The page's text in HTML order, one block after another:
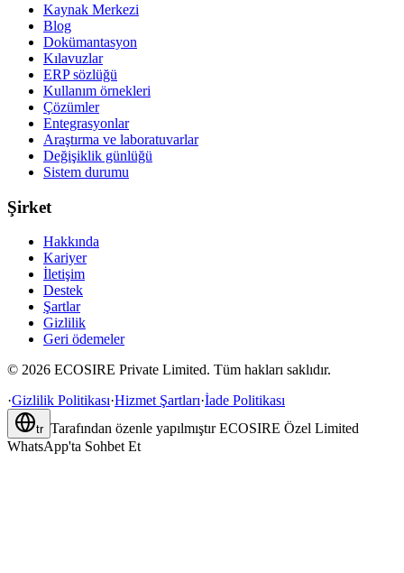
Kaynak Merkezi
Blog
Dokümantasyon
Kılavuzlar
ERP sözlüğü
Kullanım örnekleri
Çözümler
Entegrasyonlar
Araştırma ve laboratuvarlar
Değişiklik günlüğü
Sistem durumu
Şirket
Hakkında
Kariyer
İletişim
Destek
Şartlar
Gizlilik
Geri ödemeler
© 2026 ECOSIRE Private Limited. Tüm hakları saklıdır.
·Gizlilik Politikası·Hizmet Şartları·İade Politikası
tr Tarafından özenle yapılmıştır ECOSIRE Özel Limited
WhatsApp'ta Sohbet Et